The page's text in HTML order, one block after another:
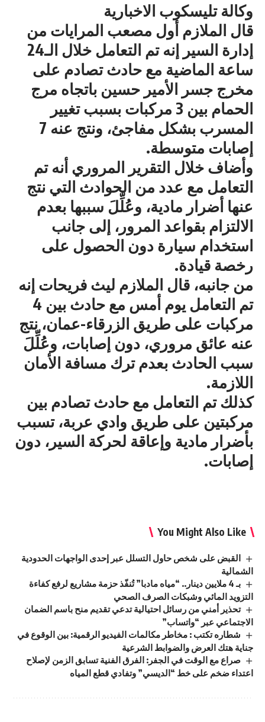
وكالة تليسكوب الاخبارية
قال الملازم أول مصعب المرايات من
إدارة السير إنه تم التعامل خلال الـ24
ساعة الماضية مع حادث تصادم على
مخرج جسر الأمير حسين باتجاه مرج
الحمام بين 3 مركبات بسبب تغيير
المسرب بشكل مفاجئ، ونتج عنه 7
إصابات متوسطة.
وأضاف خلال التقرير المروري أنه تم
التعامل مع عدد من الحوادث التي نتج
عنها أضرار مادية، وعُلِّلَ سببها بعدم
الالتزام بقواعد المرور، إلى جانب
استخدام سيارة دون الحصول على
رخصة قيادة.
من جانبه، قال الملازم ليث فريحات إنه
تم التعامل يوم أمس مع حادث بين 4
مركبات على طريق الزرقاء-عمان، نتج
عنه عائق مروري، دون إصابات، وعُلِّلَ
سبب الحادث بعدم ترك مسافة الأمان
اللازمة.
كذلك تم التعامل مع حادث تصادم بين
مركبتين على طريق وادي عربة، تسبب
بأضرار مادية وإعاقة لحركة السير، دون
إصابات.
You Might Also Like
القبض على شخص حاول التسلل عبر إحدى الواجهات الحدودية
الشمالية
بـ 4 ملايين دينار.. “مياه مادبا” تُنفّذ حزمة مشاريع لرفع كفاءة
التزويد المائي وشبكات الصرف الصحي
تحذير أمني من رسائل احتيالية تدعي تقديم منح باسم الضمان
الاجتماعي عبر “واتساب”
شطاره تكتب : مخاطر مكالمات الفيديو الرقمية: بين الوقوع في
جناية هتك العرض والضوابط الشرعية
صراع مع الوقت في الجفر: الفرق الفنية تسابق الزمن لإصلاح
اعتداء ضخم على خط “الديسي” وتفادي قطع المياه